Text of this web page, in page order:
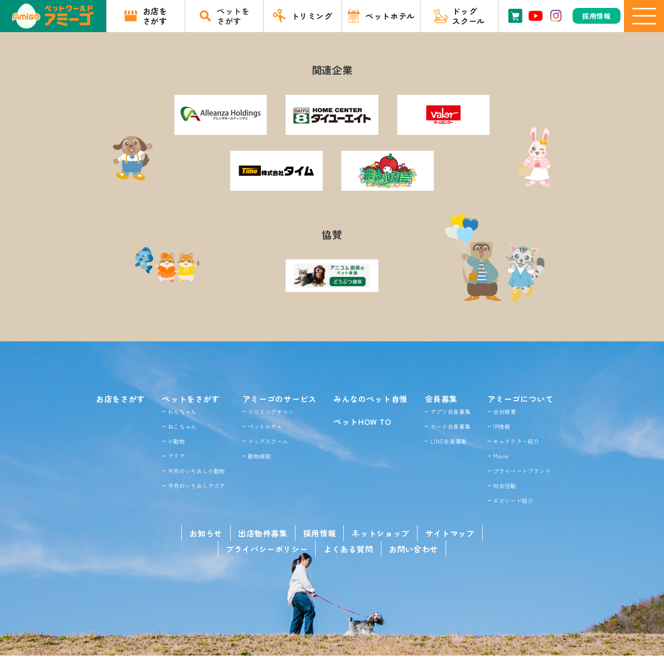
お店を
さがす
ペットを
さがす
トリミング ペットホテル
ドッグ
スクール
採用情報
関連企業
協賛
お店をさがす ペットをさがす
わんちゃん
ねこちゃん
小動物
アクア
今月のいちおし小動物
今月のいちおしアクア
アミーゴのサービス
トリミングサロン
ペットホテル
ドッグスクール
動物病院
みんなのペット自慢
ペットHOW TO
会員募集
アプリ会員募集
カード会員募集
LINE会員募集
アミーゴについて
会社概要
IR情報
キャラクター紹介
Movie
プライベートブランド
社会活動
エピソード紹介
お知らせ 出店物件募集 採用情報 ネットショップ
サイトマップ
プライバシーポリシー
よくある質問 お問い合わせ